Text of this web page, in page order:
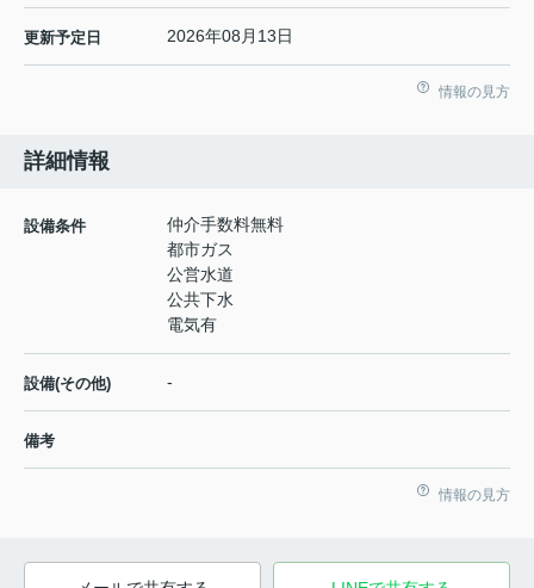
更新予定日 2026年08月13日
情報の見方
詳細情報
設備条件
仲介手数料無料
都市ガス
公営水道
公共下水
電気有
設備(その他) -
備考
情報の見方